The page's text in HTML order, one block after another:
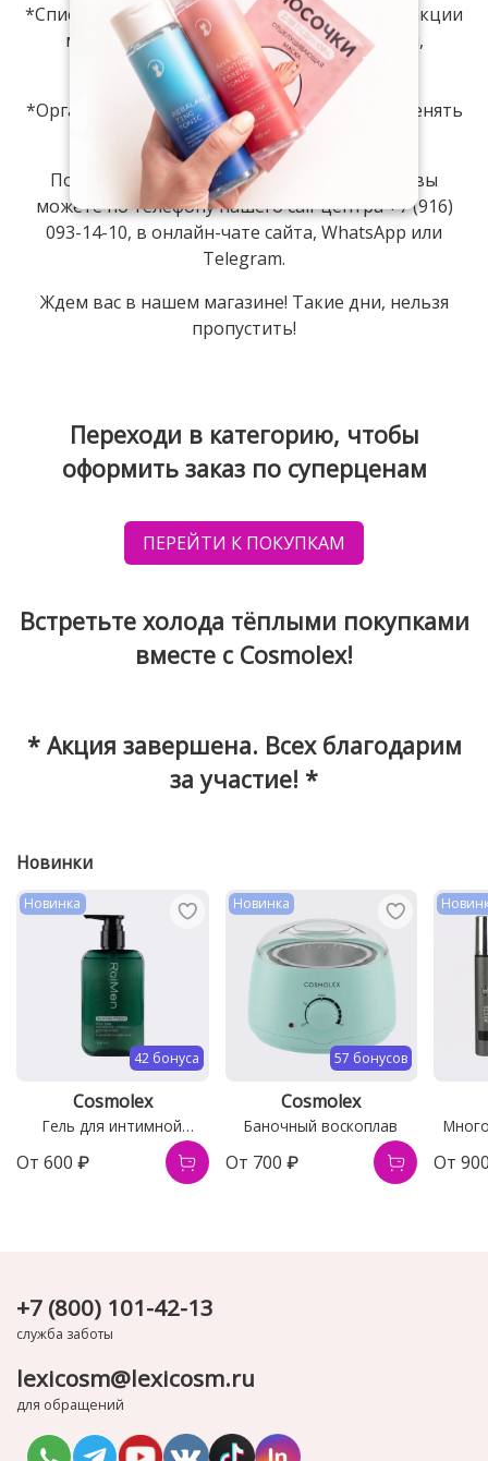
*Список товаров и размер скидки во время акции
могут быть изменены. Бонусы на товары,
участвующие в акции, начисляются.
*Организатор оставляет за собой право изменять
сроки и условия проведения акции.
Получить дополнительную информацию вы
можете по телефону нашего сall-центра +7 (916)
093-14-10, в онлайн-чате сайта, WhatsApp или
Telegram.
Ждем вас в нашем магазине! Такие дни, нельзя
пропустить!
Переходи в категорию, чтобы
оформить заказ по суперценам
ПЕРЕЙТИ К ПОКУПКАМ
Встретьте холода тёплыми покупками
вместе с Cosmolex!
* Акция завершена. Всех благодарим
за участие! *
Новинки
42 бонуса
Новинка
Cosmolex
Гель для интимной
гигиены мужской
От 600 ₽
57 бонусов
Новинка
Cosmolex
Баночный воскоплав
От 700 ₽ От
+7 (800) 101-42-13
служба заботы
lexicosm@lexicosm.ru
для обращений